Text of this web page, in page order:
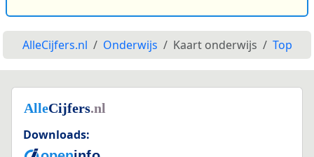
AlleCijfers.nl Onderwijs Kaart onderwijs Top
Downloads: